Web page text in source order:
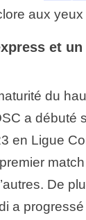
aux
et
du
a débuté
en Ligue
De
a